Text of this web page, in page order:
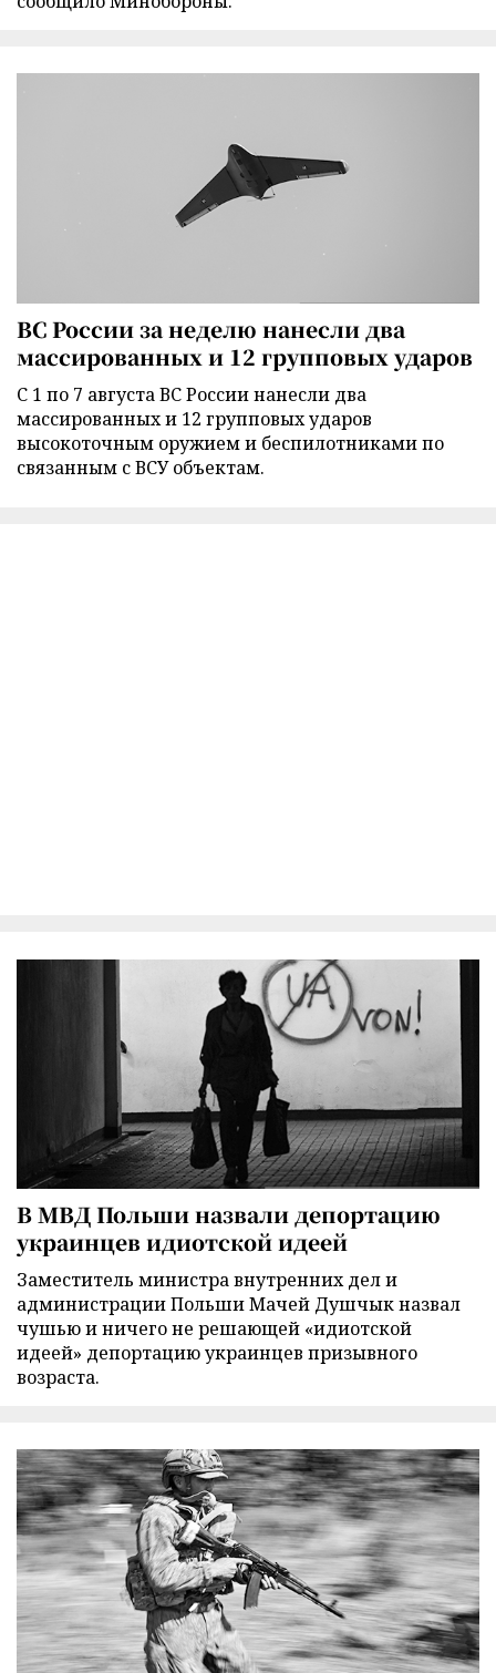
ВС России за неделю нанесли два
массированных и 12 групповых ударов
С 1 по 7 августа ВС России нанесли два
массированных и 12 групповых ударов
высокоточным оружием и беспилотниками по
связанным с ВСУ объектам.
В МВД Польши назвали депортацию
украинцев идиотской идеей
Заместитель министра внутренних дел и
администрации Польши Мачей Душчык назвал
чушью и ничего не решающей «идиотской
идеей» депортацию украинцев призывного
возраста.